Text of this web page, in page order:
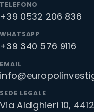
TELEFONO
+39 0532 206 836
WHATSAPP
+39 340 576 9116
EMAIL
SEDE LEGALE
Via Aldighieri 10,